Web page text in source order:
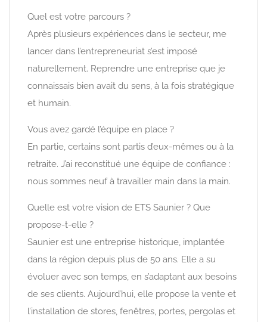
Quel est votre parcours ?
Après plusieurs expériences dans le secteur, me
lancer dans l’entrepreneuriat s’est imposé
naturellement. Reprendre une entreprise que je
connaissais bien avait du sens, à la fois stratégique
et humain.
Vous avez gardé l’équipe en place ?
En partie, certains sont partis d’eux-mêmes ou à la
retraite. J’ai reconstitué une équipe de confiance :
nous sommes neuf à travailler main dans la main.
Quelle est votre vision de ETS Saunier ? Que
propose-t-elle ?
Saunier est une entreprise historique, implantée
dans la région depuis plus de 50 ans. Elle a su
évoluer avec son temps, en s’adaptant aux besoins
de ses clients. Aujourd’hui, elle propose la vente et
l’installation de stores, fenêtres, portes, pergolas et